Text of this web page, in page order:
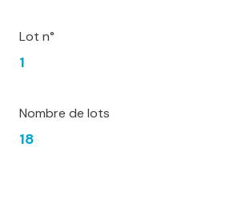
Lot n°
1
Nombre de lots
18